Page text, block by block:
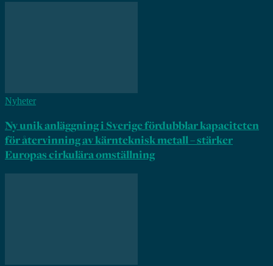
Nyheter
Ny unik anläggning i Sverige fördubblar kapaciteten
för återvinning av kärnteknisk metall – stärker
Europas cirkulära omställning